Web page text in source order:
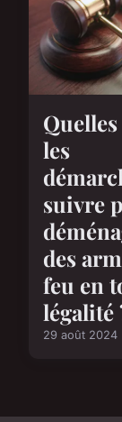
les
suivre
des
feu en
légalité
29 août 2024